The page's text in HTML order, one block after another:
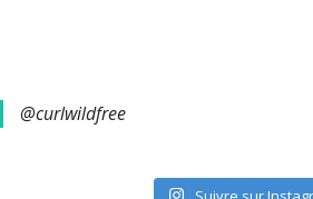
@curlwildfree